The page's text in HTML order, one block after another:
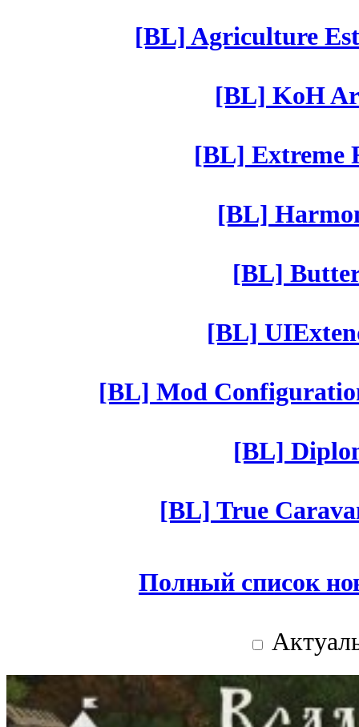
[BL] Agriculture
[BL] KoH
[BL] Extreme
[BL]
[BL]
[BL]
[BL] Mod
[BL]
[BL] True
Полный список